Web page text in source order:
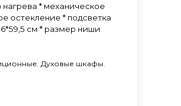
* механическое
остекление * подсветка
см * размер ниши
, Духовые шкафы,